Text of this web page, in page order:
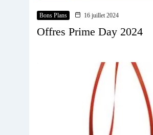
Bons Plans 16 juillet 2024
Offres Prime Day 2024